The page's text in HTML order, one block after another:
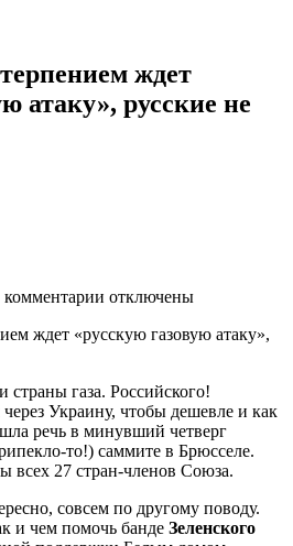
ждет
атаку», русские не
комментарии отключены
страны газа. Российского!
Украину, чтобы дешевле и как
речь в минувший четверг
то!) саммите в Брюсселе.
всех 27 стран-членов Союза.
совсем по другому поводу.
и чем помочь банде Зеленского